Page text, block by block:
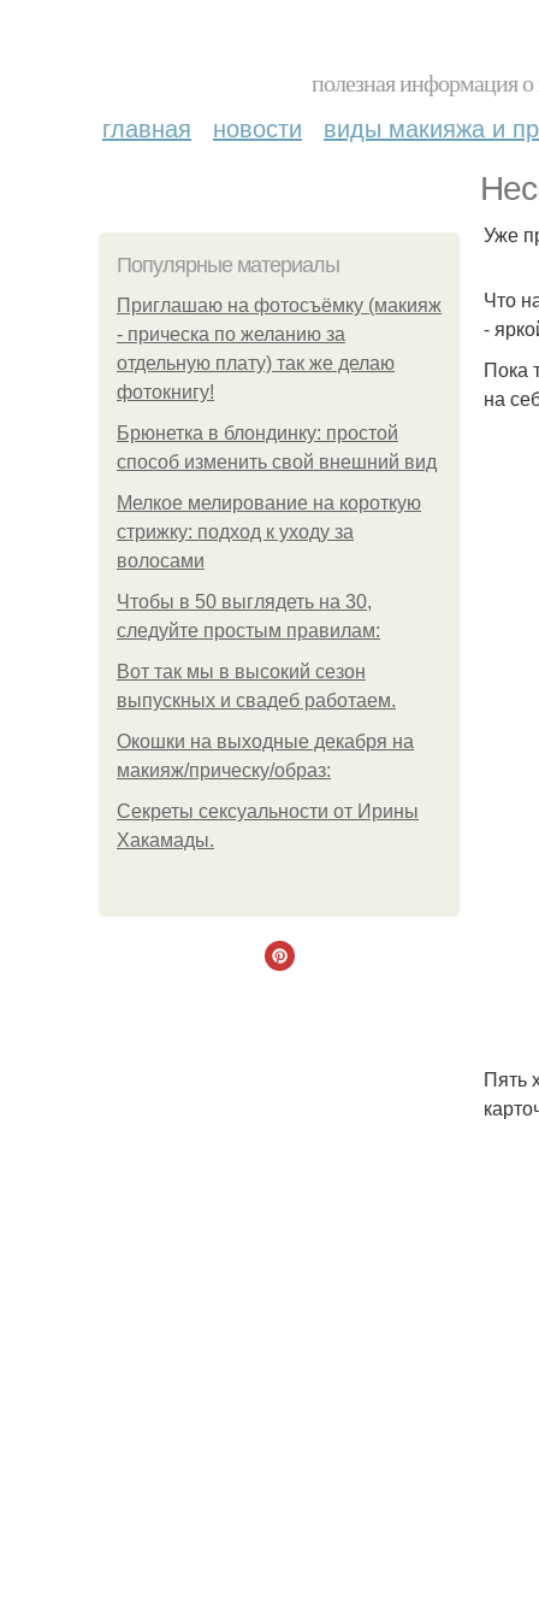
полезная информация
главная новости виды макияжа и
Популярные материалы
Приглашаю на фотосъёмку (макияж
- прическа по желанию за
отдельную плату) так же делаю
фотокнигу!
Брюнетка в блондинку: простой
способ изменить свой внешний вид
Мелкое мелирование на короткую
стрижку: подход к уходу за
волосами
Чтобы в 50 выглядеть на 30,
следуйте простым правилам:
Вот так мы в высокий сезон
выпускных и свадеб работаем.
Окошки на выходные декабря на
макияж/прическу/образ:
Секреты сексуальности от Ирины
Хакамады.
Уже
Что
-
Пока
на
Пять